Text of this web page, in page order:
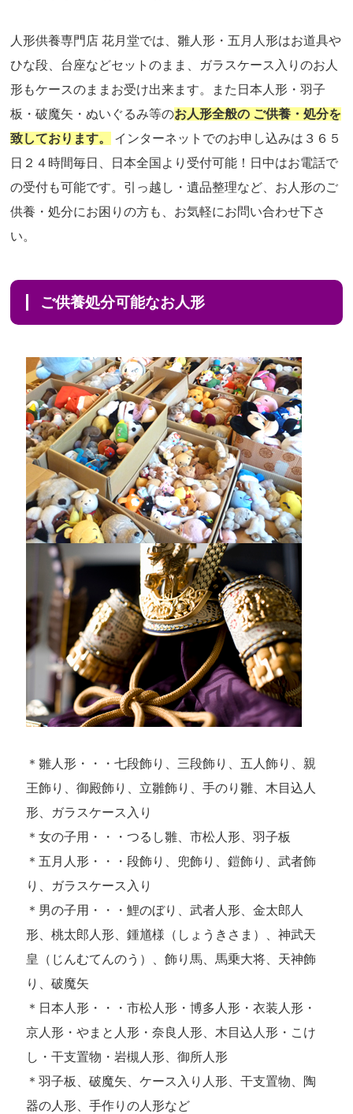
人形供養専門店 花月堂では、雛人形・五月人形はお道具や
ひな段、台座などセットのまま、ガラスケース入りのお人
形もケースのままお受け出来ます。また日本人形・羽子
板・破魔矢・ぬいぐるみ等のお人形全般の ご供養・処分を
致しております。
インターネットでのお申し込みは３６５
日２４時間毎日、日本全国より受付可能！日中はお電話で
の受付も可能です。引っ越し・遺品整理など、お人形のご
供養・処分にお困りの方も、お気軽にお問い合わせ下さ
い。
ご供養処分可能なお人形
＊雛人形・・・七段飾り、三段飾り、五人飾り、親
王飾り、御殿飾り、立雛飾り、手のり雛、木目込人
形、ガラスケース入り
＊女の子用・・・つるし雛、市松人形、羽子板
＊五月人形・・・段飾り、兜飾り、鎧飾り、武者飾
り、ガラスケース入り
＊男の子用・・・鯉のぼり、武者人形、金太郎人
形、桃太郎人形、鍾馗様（しょうきさま）、神武天
皇（じんむてんのう）、飾り馬、馬乗大将、天神飾
り、破魔矢
＊日本人形・・・市松人形・博多人形・衣装人形・
京人形・やまと人形・奈良人形、木目込人形・こけ
し・干支置物・岩槻人形、御所人形
＊羽子板、破魔矢、ケース入り人形、干支置物、陶
器の人形、手作りの人形など